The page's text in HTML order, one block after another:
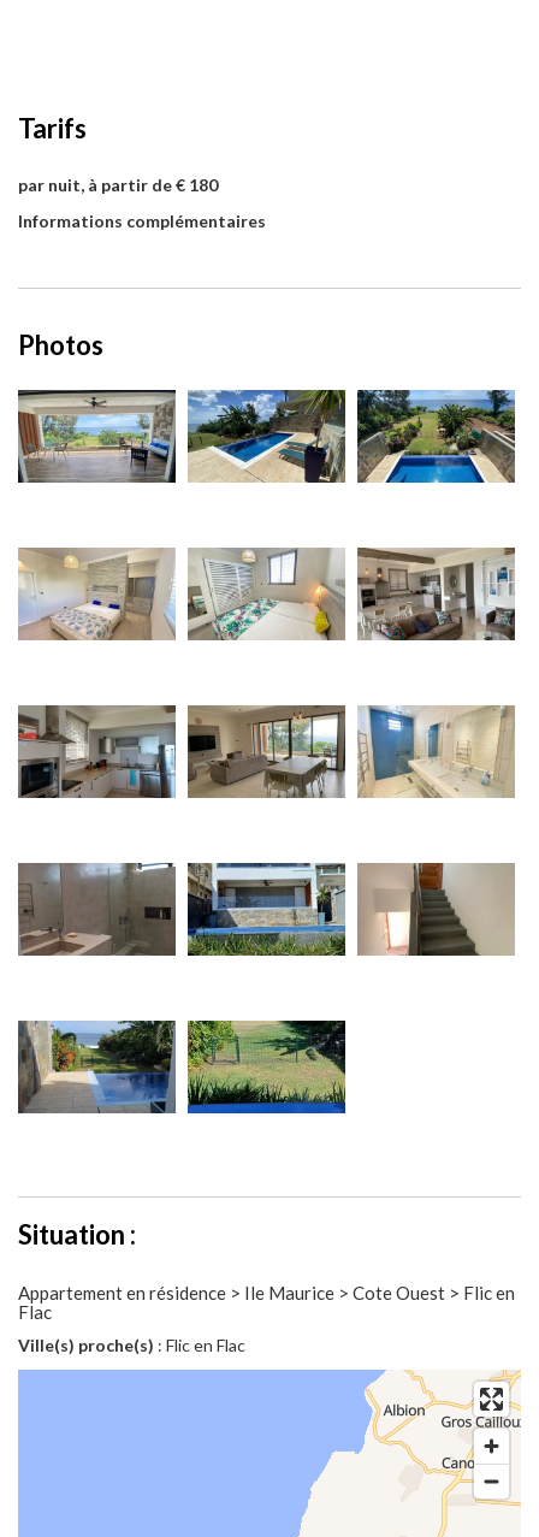
Tarifs
par nuit, à partir de € 180
Informations complémentaires
Photos
Situation :
Appartement en résidence > Ile Maurice > Cote Ouest > Flic en
Flac
Ville(s) proche(s) : Flic en Flac